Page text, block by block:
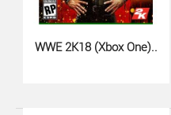
WRC 10 (Xbox
WWE 2K18 (Xbox One)..